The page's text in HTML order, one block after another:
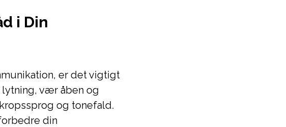
i Din
er det vigtigt
vær åben og
og tonefald.
din